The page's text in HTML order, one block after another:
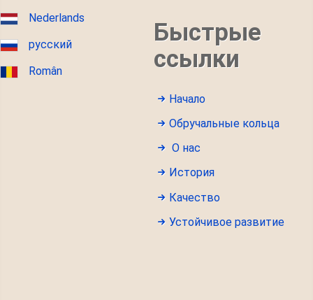
Nederlands
русский
Român
Быстрые
ссылки
Начало
Обручальные кольца
О нас
История
Качество
Устойчивое развитие